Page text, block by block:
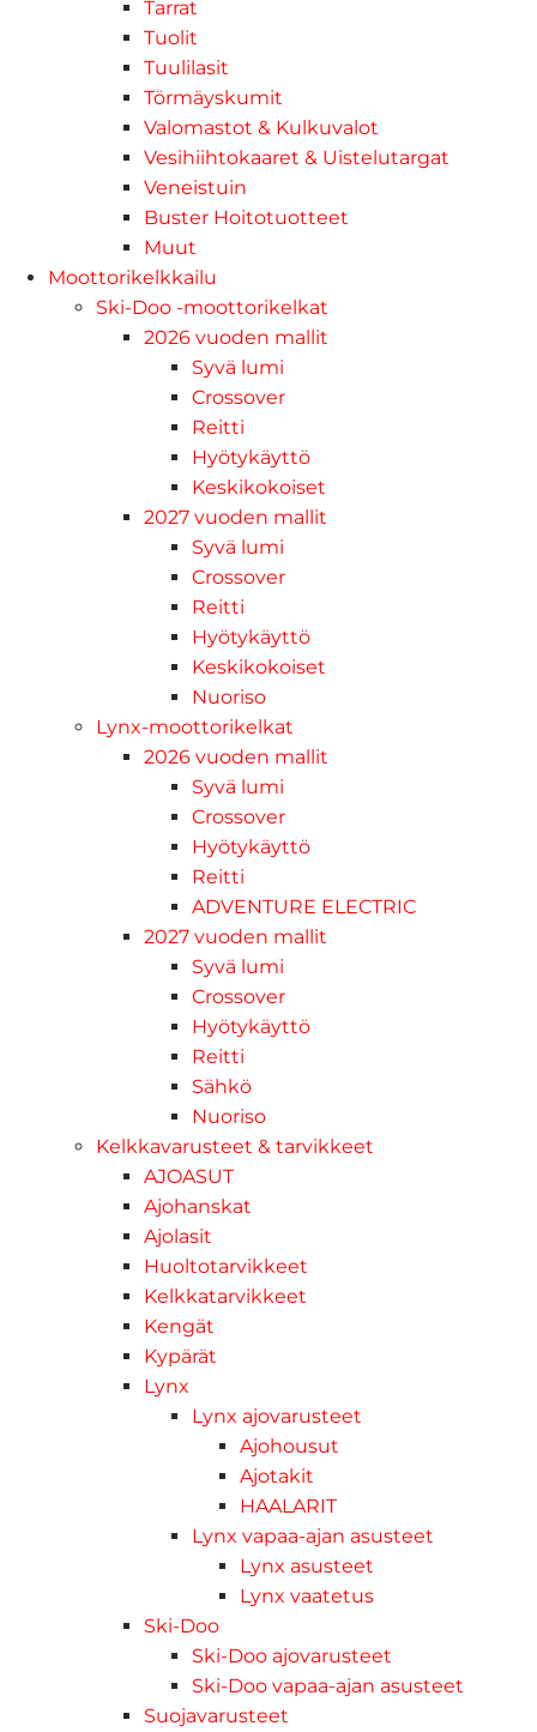
Tarrat
Tuolit
Tuulilasit
Törmäyskumit
Valomastot & Kulkuvalot
Vesihiihtokaaret & Uistelutargat
Veneistuin
Buster Hoitotuotteet
Muut
Moottorikelkkailu
Ski-Doo -moottorikelkat
2026 vuoden mallit
Syvä lumi
Crossover
Reitti
Hyötykäyttö
Keskikokoiset
2027 vuoden mallit
Syvä lumi
Crossover
Reitti
Hyötykäyttö
Keskikokoiset
Nuoriso
Lynx-moottorikelkat
2026 vuoden mallit
Syvä lumi
Crossover
Hyötykäyttö
Reitti
ADVENTURE ELECTRIC
2027 vuoden mallit
Syvä lumi
Crossover
Hyötykäyttö
Reitti
Sähkö
Nuoriso
Kelkkavarusteet & tarvikkeet
AJOASUT
Ajohanskat
Ajolasit
Huoltotarvikkeet
Kelkkatarvikkeet
Kengät
Kypärät
Lynx
Lynx ajovarusteet
Ajohousut
Ajotakit
HAALARIT
Lynx vapaa-ajan asusteet
Lynx asusteet
Lynx vaatetus
Ski-Doo
Ski-Doo ajovarusteet
Ski-Doo vapaa-ajan asusteet
Suojavarusteet